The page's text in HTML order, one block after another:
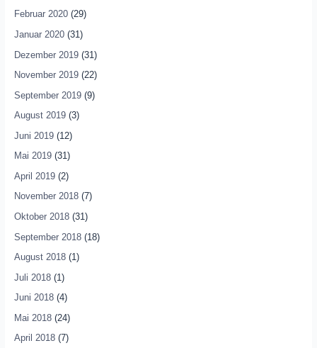
Februar 2020(29)
Januar 2020(31)
Dezember 2019(31)
November 2019(22)
September 2019(9)
August 2019(3)
Juni 2019(12)
Mai 2019(31)
April 2019(2)
November 2018(7)
Oktober 2018(31)
September 2018(18)
August 2018(1)
Juli 2018(1)
Juni 2018(4)
Mai 2018(24)
April 2018(7)